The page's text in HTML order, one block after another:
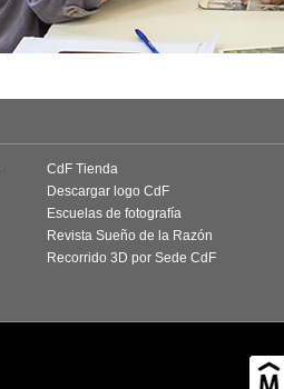
CdF Tienda
Descargar logo CdF
Escuelas de fotografía
Revista Sueño de la Razón
Recorrido 3D por Sede CdF